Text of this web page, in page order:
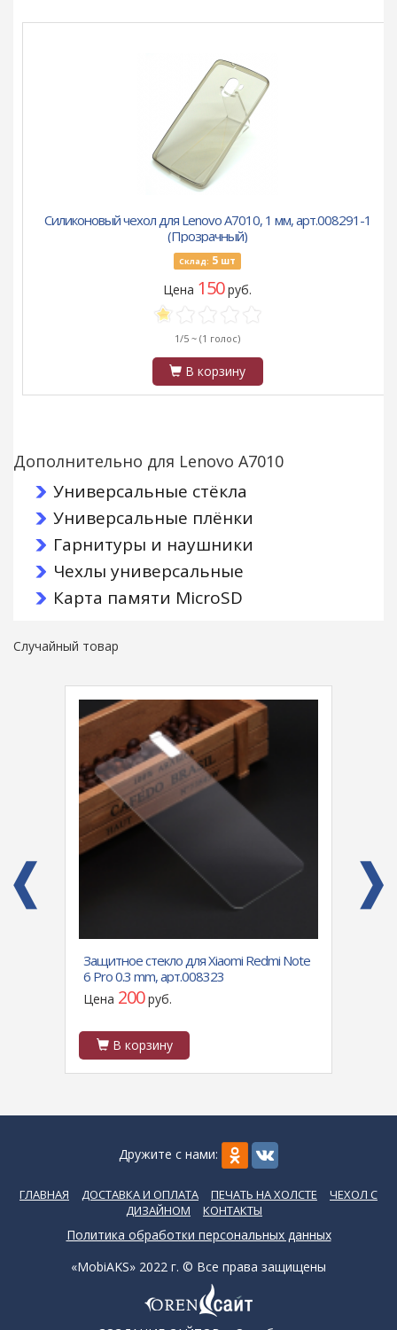
Силиконовый чехол для Lenovo A7010, 1 мм, арт.008291-1
(Прозрачный)
Склад: 5 шт
Цена 150руб.
1/5 ~ (1 голос)
В корзину
Дополнительно для Lenovo A7010
Универсальные стёкла
Универсальные плёнки
Гарнитуры и наушники
Чехлы универсальные
Карта памяти MicroSD
Случайный товар
Защитное стекло для Xiaomi Redmi Note
6 Pro 0.3 mm, арт.008323
Цена 200руб.
В корзину
Дружите с нами:
ГЛАВНАЯ ДОСТАВКА И ОПЛАТА ПЕЧАТЬ НА ХОЛСТЕ
ЧЕХОЛ С
ДИЗАЙНОМ
КОНТАКТЫ
Политика обработки персональных данных
«MobiAKS» 2022 г. © Все права защищены